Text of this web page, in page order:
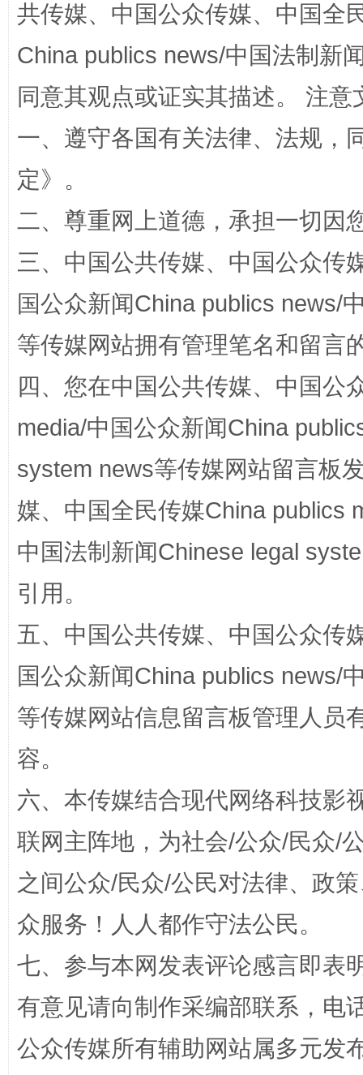
全民健身五年计划来了！等你上场
阿坝州三大球赛在茂县开幕 规模
国家大学科技园优化重塑工作
“蜀中异人”王建安的艺术幻境
共传媒、中国公众传媒、中国全
China publics news/中国法制新
同意其观点或证实其描述。 注
一、遵守各国有关法律、法规，
定》。
二、尊重网上道德，承担一切因
三、中国公共传媒、中国公众传
国公众新闻China publics news/
等传媒网站拥有管理笔名和留言
四、您在中国公共传媒、中国公
media/中国公众新闻China
system news等传媒网站留言板
媒、中国全民传媒China publics
中国法制新闻Chinese legal
引用。
五、中国公共传媒、中国公众传
国公众新闻China publics news/
等传媒网站信息留言板管理人员
容。
六、本传媒结合现代网络科技影
联网主阵地，为社会/公众/民众/
之间公众/民众/公民对法律、政
众服务！人人都作守法公民。
七、参与本网发表评论感言即表
有意见请向制作采编部联系，电
公众传媒所有辅助网站属多元发